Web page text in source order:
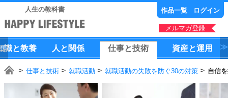
人生の教科書 作品一覧 ログイン
メルマガ登録
識と教養 人 と 関係 仕事と技術 資産と運用
仕事と技術 就職活動 就職活動の失敗を防ぐ30の対策 自信